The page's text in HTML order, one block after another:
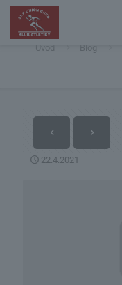
Úvod Blog
22.4.2021